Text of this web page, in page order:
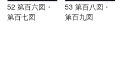
52 第百六図・
第百七図
53 第百八図・
第百九図